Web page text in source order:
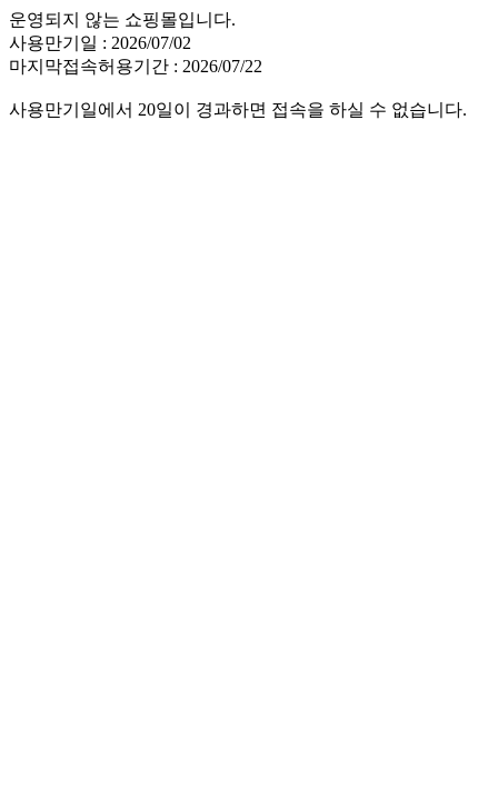
운영되지 않는 쇼핑몰입니다.
사용만기일 : 2026/07/02
마지막접속허용기간 : 2026/07/22
사용만기일에서 20일이 경과하면 접속을 하실 수 없습니다.